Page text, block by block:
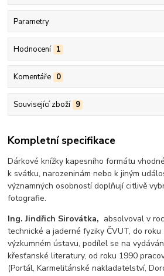
Parametry
Hodnocení 1
Komentáře 0
Související zboží 9
Kompletní specifikace
Dárkové knížky kapesního formátu
k svátku, narozeninám nebo k jiným
významných osobností doplňují citlivě
fotografie.
Ing. Jindřich Sirovátka, absolvoval v
technické a jaderné fyziky ČVUT, do
výzkumném ústavu, podílel se na
křesťanské literatury, od roku 1990
(Portál, Karmelitánské nakladatelství,